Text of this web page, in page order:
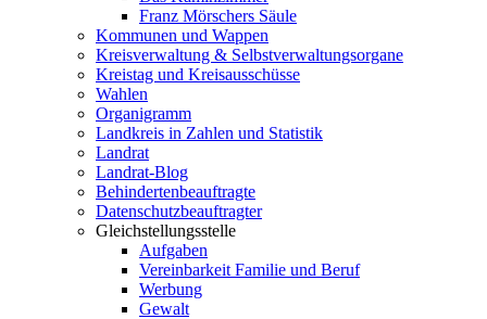
Franz Mörschers Säule
Kommunen und Wappen
Kreisverwaltung & Selbstverwaltungsorgane
Kreistag und Kreisausschüsse
Wahlen
Organigramm
Landkreis in Zahlen und Statistik
Landrat
Landrat-Blog
Behindertenbeauftragte
Datenschutzbeauftragter
Gleichstellungsstelle
Aufgaben
Vereinbarkeit Familie und Beruf
Werbung
Gewalt